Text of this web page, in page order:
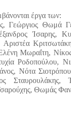
έργα των:
Γεώργιος Θωμά
Ίσαρης,
Μωραΐτη,
Ροδοπούλου,
Νότα
Σταυρουλάκης,
Θωμάς